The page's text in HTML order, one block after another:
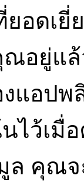
อดเยี่
ณอยู่แ
แอป
ไว้เ
ล คุณ